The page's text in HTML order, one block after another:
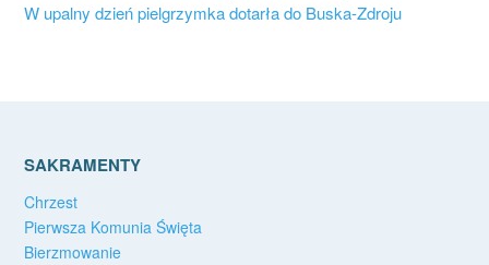
W upalny dzień pielgrzymka dotarła do Buska-Zdroju
SAKRAMENTY
Chrzest
Pierwsza Komunia Święta
Bierzmowanie